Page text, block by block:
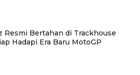
Resmi Bertahan di Trackhouse
Hadapi Era Baru MotoGP